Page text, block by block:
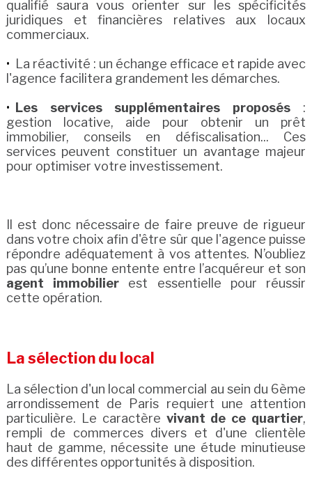
qualifié saura vous orienter sur les spécificités
juridiques et financières relatives aux locaux
commerciaux.
La réactivité : un échange efficace et rapide avec
l'agence facilitera grandement les démarches.
Les services supplémentaires proposés :
gestion locative, aide pour obtenir un prêt
immobilier, conseils en défiscalisation... Ces
services peuvent constituer un avantage majeur
pour optimiser votre investissement.
Il est donc nécessaire de faire preuve de rigueur
dans votre choix afin d'être sûr que l'agence puisse
répondre adéquatement à vos attentes. N’oubliez
pas qu’une bonne entente entre l’acquéreur et son
agent immobilier est essentielle pour réussir
cette opération.
La sélection du local
La sélection d'un local commercial au sein du 6ème
arrondissement de Paris requiert une attention
particulière. Le caractère vivant de ce quartier,
rempli de commerces divers et d'une clientèle
haut de gamme, nécessite une étude minutieuse
des différentes opportunités à disposition.